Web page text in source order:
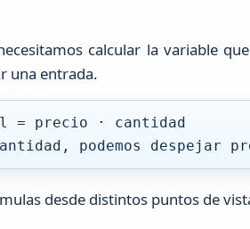
calcular la variable
una entrada.
= precio · cantidad
podemos despejar
desde distintos puntos de